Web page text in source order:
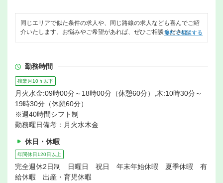
同じエリアで似た条件の求人や、同じ路線の求人なども喜んでご紹
介いたします。お悩みやご希望があれば、ぜひご相談ください。
無料で相談する
勤務時間
残業月10ｈ以下
月火水金:09時00分～18時00分（休憩60分）,木:10時30分～
19時30分（休憩60分）
※週40時間シフト制
勤務曜日備考：月火水木金
休日・休暇
年間休日120日以上
完全週休2日制 日曜日 祝日 年末年始休暇 夏季休暇 有
給休暇 出産・育児休暇